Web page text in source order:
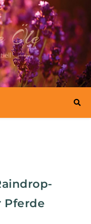
Öle
Pferde